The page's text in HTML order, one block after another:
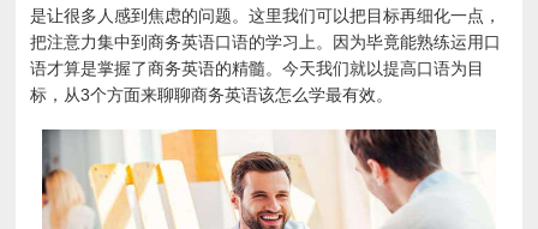
是让很多人感到焦虑的问题。这里我们可以把目标再细化一点，
把注意力集中到商务英语口语的学习上。因为毕竟能熟练运用口
语才算是掌握了商务英语的精髓。今天我们就以提高口语为目
标，从3个方面来聊聊商务英语该怎么学最有效。